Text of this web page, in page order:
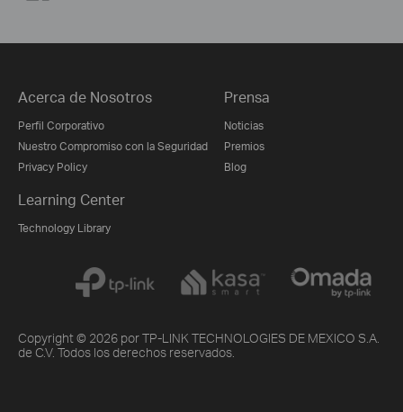
Acerca de Nosotros
Perfil Corporativo
Nuestro Compromiso con la Seguridad
Privacy Policy
Prensa
Noticias
Premios
Blog
Learning Center
Technology Library
Copyright © 2026 por TP-LINK TECHNOLOGIES DE MEXICO S.A.
de C.V. Todos los derechos reservados.